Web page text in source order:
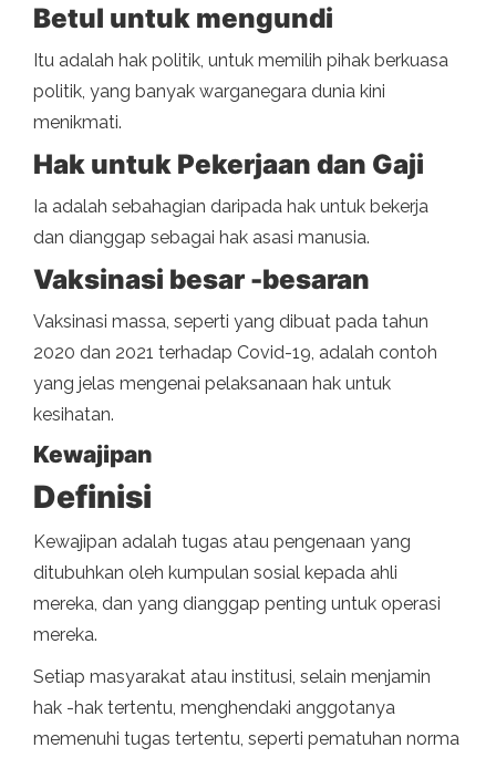
Betul untuk mengundi
Itu adalah hak politik, untuk memilih pihak berkuasa
politik, yang banyak warganegara dunia kini
menikmati.
Hak untuk Pekerjaan dan Gaji
Ia adalah sebahagian daripada hak untuk bekerja
dan dianggap sebagai hak asasi manusia.
Vaksinasi besar -besaran
Vaksinasi massa, seperti yang dibuat pada tahun
2020 dan 2021 terhadap Covid-19, adalah contoh
yang jelas mengenai pelaksanaan hak untuk
kesihatan.
Kewajipan
Definisi
Kewajipan adalah tugas atau pengenaan yang
ditubuhkan oleh kumpulan sosial kepada ahli
mereka, dan yang dianggap penting untuk operasi
mereka.
Setiap masyarakat atau institusi, selain menjamin
hak -hak tertentu, menghendaki anggotanya
memenuhi tugas tertentu, seperti pematuhan norma